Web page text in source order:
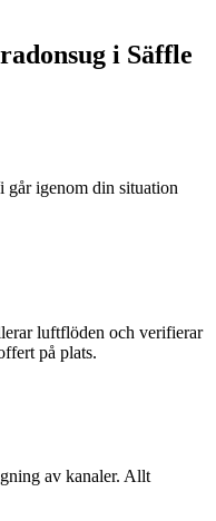
i Säffle
igenom din situation
luftflöden och verifierar
på plats.
av kanaler. Allt